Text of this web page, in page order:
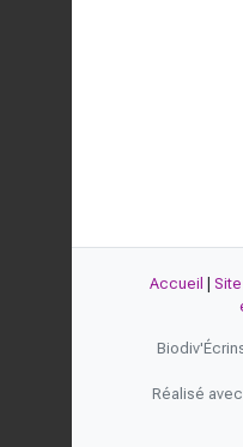
Accueil
Réalisé avec